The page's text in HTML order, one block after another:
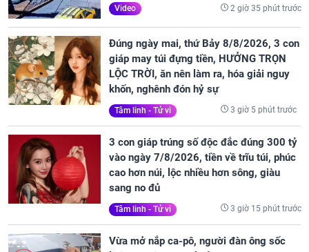
Video 2 giờ 35 phút trước
Đúng ngày mai, thứ Bảy 8/8/2026, 3 con
giáp may túi đựng tiền, HƯỞNG TRỌN
LỘC TRỜI, ăn nên làm ra, hóa giải nguy
khốn, nghênh đón hỷ sự
Tâm linh - Tử vi 3 giờ 5 phút trước
3 con giáp trúng số độc đắc đúng 300 tỷ
vào ngày 7/8/2026, tiền về trĩu túi, phúc
cao hơn núi, lộc nhiều hơn sông, giàu
sang no đủ
Tâm linh - Tử vi 3 giờ 15 phút trước
Vừa mở nắp ca-pô, người đàn ông sốc